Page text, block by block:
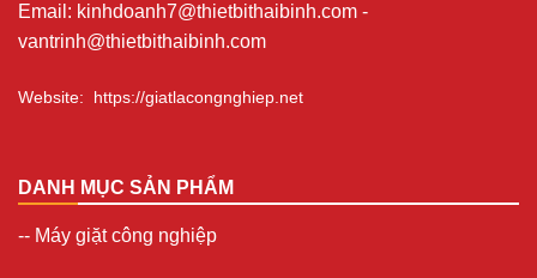
Email : kinhdoanh7@thietbithaibinh.com -
vantrinh@thietbithaibinh.com
Website: https://giatlacongnghiep.net
DANH MỤC SẢN PHẨM
-- Máy giặt công nghiệp